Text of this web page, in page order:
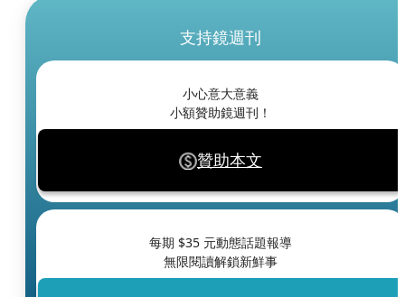
支持鏡週刊
小心意大意義
小額贊助鏡週刊！
贊助本文
每期 $35 元動態話題報導
無限閱讀解鎖新鮮事